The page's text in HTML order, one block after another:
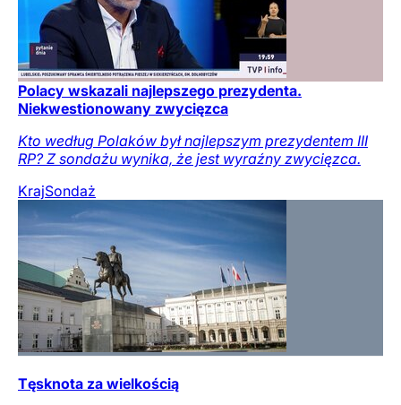
Polacy wskazali najlepszego prezydenta.
Niekwestionowany zwycięzca
Kto według Polaków był najlepszym prezydentem III
RP? Z sondażu wynika, że jest wyraźny zwycięzca.
KrajSondaż
Tęsknota za wielkością